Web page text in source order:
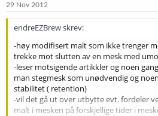
29 Nov 2012
endreEZBrew skrev:
-høy modifisert malt som ikke trenger
trekke mot slutten av en mesk med
-leser motsigende artikkler og noen
man stegmesk som unødvendig og
stabilitet ( retention)
-vil det gå ut over utbytte evt. fordeler
malt i mesken på forskjellige tider i